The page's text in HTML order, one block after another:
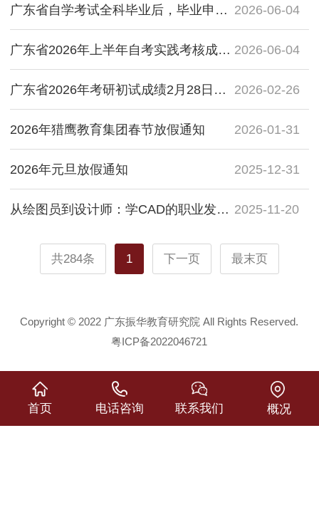
广东省自学考试全科毕业后，毕业申请的全流程具体操作流程 2026-06-04
广东省2026年上半年自考实践考核成绩查询指南 2026-06-04
广东省2026年考研初试成绩2月28日10时起可查，复核流程及注意事项公布 2026-02-26
2026年猎鹰教育集团春节放假通知 2026-01-31
2026年元旦放假通知 2025-12-31
从绘图员到设计师：学CAD的职业发展路径全揭秘 2025-11-20
共284条 1 下一页 最末页
Copyright © 2022 广东振华教育研究院 All Rights Reserved.
粤ICP备2022046721
首页 电话咨询 联系我们 概况